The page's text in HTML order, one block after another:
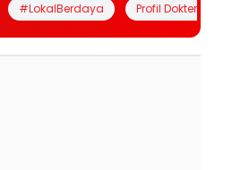
#LokalBerdaya Profil Dokter